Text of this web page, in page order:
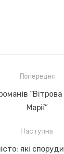
Попередня
Марії”
Наступна
які